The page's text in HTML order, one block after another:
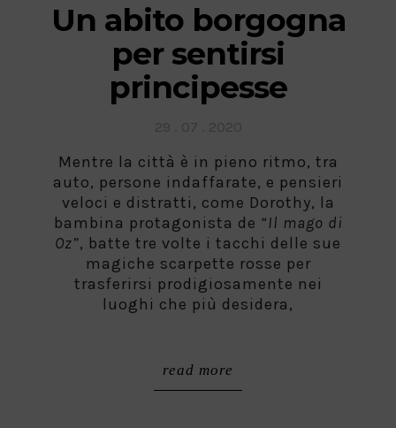
Un abito borgogna
per sentirsi
principesse
Mentre la città è in pieno ritmo, tra
auto, persone indaffarate, e pensieri
veloci e distratti, come Dorothy, la
bambina protagonista de “Il mago di
Oz”, batte tre volte i tacchi delle sue
magiche scarpette rosse per
trasferirsi prodigiosamente nei
luoghi che più desidera,
read more